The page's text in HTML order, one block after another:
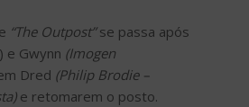
“The Outpost”se passa após
e Gwynn (Imogen
Dred (Philip Brodie –
e retomarem o posto.